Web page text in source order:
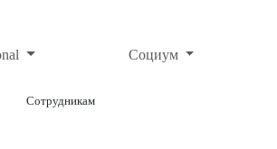
Социум
Сотрудникам